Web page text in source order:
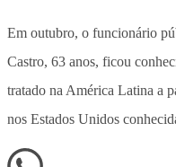
Em outubro, o funcionário
Castro, 63 anos, ficou
tratado na América Latina a
nos Estados Unidos